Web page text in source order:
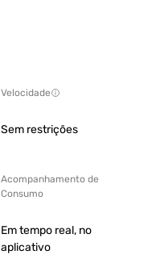
Velocidade
Sem restrições
Acompanhamento de
Consumo
Em tempo real, no
aplicativo